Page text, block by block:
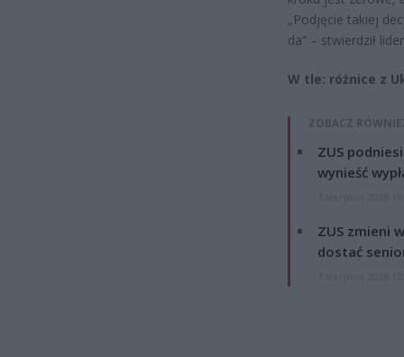
„Podjęcie takiej
da” – stwierdził
W tle: różnice z
ZOBACZ
ZUS
wynieść
ZUS zmieni
dostać